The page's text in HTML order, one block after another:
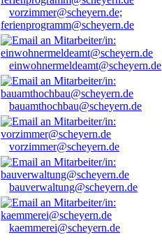
vorzimmer@scheyern.de;
ferienprogramm@scheyern.de
einwohnermeldeamt@scheyern.de
bauamthochbau@scheyern.de
vorzimmer@scheyern.de
bauverwaltung@scheyern.de
kaemmerei@scheyern.de